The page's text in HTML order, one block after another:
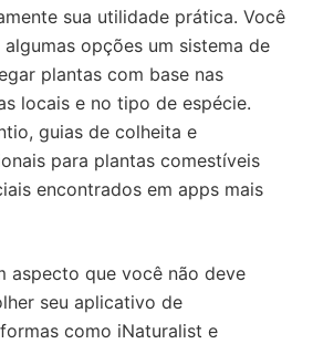
sua utilidade prática. Você
opções um sistema de
plantas com base nas
locais e no tipo de espécie.
guias de colheita e
para plantas comestíveis
encontrados em apps mais
aspecto que você não deve
seu aplicativo de
como iNaturalist e